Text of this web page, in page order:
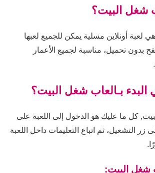
شغل البيت؟
لعبة أونلاين مسلية يمكن للجميع لعبها
بدون تحميل، مناسبة لجميع الأعمار
البدء بـالعاب شغل البيت؟
كل ما عليك هو الدخول إلى اللعبة على
زر التشغيل، ثم اتباع التعليمات داخل اللعبة
شغل البيت: